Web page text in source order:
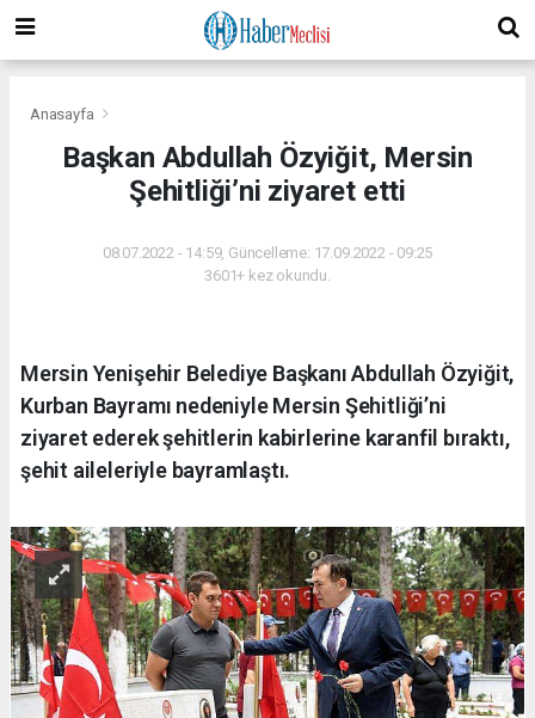
Anasayfa
Başkan Abdullah Özyiğit, Mersin
Şehitliği’ni ziyaret etti
08.07.2022 - 14:59, Güncelleme: 17.09.2022 - 09:25
3601+ kez okundu.
Mersin Yenişehir Belediye Başkanı Abdullah Özyiğit,
Kurban Bayramı nedeniyle Mersin Şehitliği’ni
ziyaret ederek şehitlerin kabirlerine karanfil bıraktı,
şehit aileleriyle bayramlaştı.